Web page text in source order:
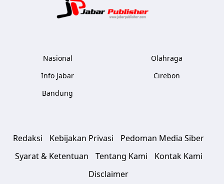
Nasional
Info Jabar
Bandung
Olahraga
Cirebon
Redaksi Kebijakan Privasi
Pedoman Media Siber
Syarat & Ketentuan
Tentang Kami
Kontak Kami
Disclaimer